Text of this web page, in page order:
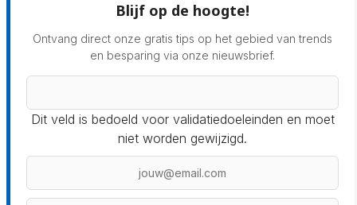
Blijf op de hoogte!
Ontvang direct onze gratis tips op het gebied van trends
en besparing via onze nieuwsbrief.
Dit veld is bedoeld voor validatiedoeleinden en moet
niet worden gewijzigd.